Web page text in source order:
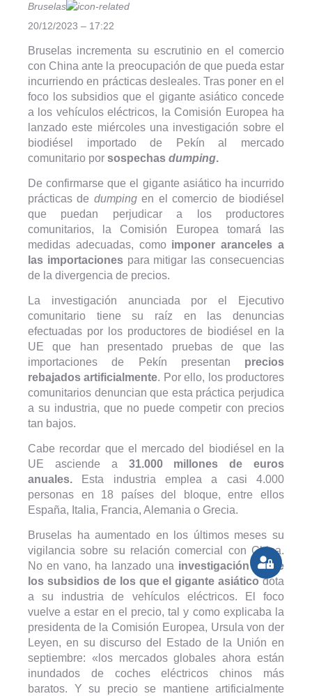
Bruselas
20/12/2023 – 17:22
Bruselas incrementa su escrutinio en el comercio
con China ante la preocupación de que pueda estar
incurriendo en prácticas desleales. Tras poner en el
foco los subsidios que el gigante asiático concede
a los vehículos eléctricos, la Comisión Europea ha
lanzado este miércoles una investigación sobre el
biodiésel importado de Pekín al mercado
comunitario por sospechas dumping.
De confirmarse que el gigante asiático ha incurrido
prácticas de dumpingen el comercio de biodiésel
que puedan perjudicar a los productores
comunitarios, la Comisión Europea tomará las
medidas adecuadas, como imponer aranceles a
las importacionespara mitigar las consecuencias
de la divergencia de precios.
La investigación anunciada por el Ejecutivo
comunitario tiene su raíz en las denuncias
efectuadas por los productores de biodiésel en la
UE que han presentado pruebas de que las
importaciones de Pekín presentan precios
rebajados artificialmente. Por ello, los productores
comunitarios denuncian que esta práctica perjudica
a su industria, que no puede competir con precios
tan bajos.
Cabe recordar que el mercado del biodiésel en la
UE asciende a 31.000 millones de euros
anuales. Esta industria emplea a casi 4.000
personas en 18 países del bloque, entre ellos
España, Italia, Francia, Alemania o Grecia.
Bruselas ha aumentado en los últimos meses su
vigilancia sobre su relación comercial con China.
No en vano, ha lanzado una investigación sobre
los subsidios de los que el gigante asiáticodota
a su industria de vehículos eléctricos. El foco
vuelve a estar en el precio, tal y como explicaba la
presidenta de la Comisión Europea, Ursula von der
Leyen, en su discurso del Estado de la Unión en
septiembre: «los mercados globales ahora están
inundados de coches eléctricos chinos más
baratos. Y su precio se mantiene artificialmente